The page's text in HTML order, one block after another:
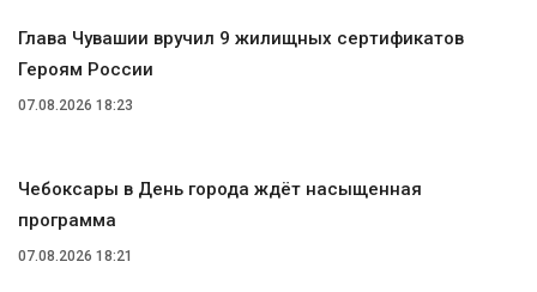
Глава Чувашии вручил 9 жилищных сертификатов
Героям России
07.08.2026 18:23
Чебоксары в День города ждёт насыщенная
программа
07.08.2026 18:21